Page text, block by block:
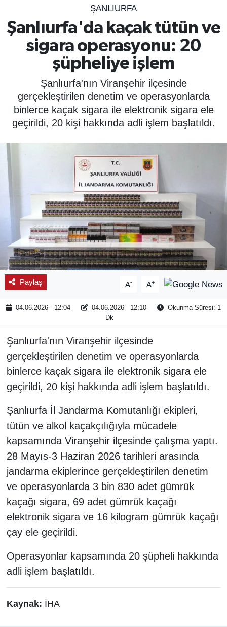
ŞANLIURFA
Şanlıurfa'da kaçak tütün ve
sigara operasyonu: 20
şüpheliye işlem
Şanlıurfa'nın Viranşehir ilçesinde
gerçekleştirilen denetim ve operasyonlarda
binlerce kaçak sigara ile elektronik sigara ele
geçirildi, 20 kişi hakkında adli işlem başlatıldı.
Paylaş A- A+
04.06.2026 - 12:04 04.06.2026 - 12:10
Okunma Süresi: 1
Dk
Şanlıurfa'nın Viranşehir ilçesinde
gerçekleştirilen denetim ve operasyonlarda
binlerce kaçak sigara ile elektronik sigara ele
geçirildi, 20 kişi hakkında adli işlem başlatıldı.
Şanlıurfa İl Jandarma Komutanlığı ekipleri,
tütün ve alkol kaçakçılığıyla mücadele
kapsamında Viranşehir ilçesinde çalışma yaptı.
28 Mayıs-3 Haziran 2026 tarihleri arasında
jandarma ekiplerince gerçekleştirilen denetim
ve operasyonlarda 3 bin 830 adet gümrük
kaçağı sigara, 69 adet gümrük kaçağı
elektronik sigara ve 16 kilogram gümrük kaçağı
çay ele geçirildi.
Operasyonlar kapsamında 20 şüpheli hakkında
adli işlem başlatıldı.
Kaynak: İHA
ÇEVRE
YAŞAM
BİLİM - TEKNOLOJİ
KADIN